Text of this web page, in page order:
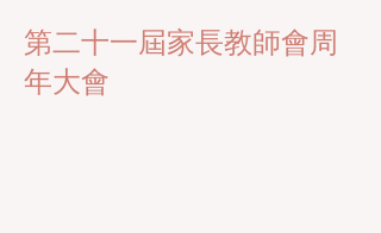
第二十一屆家長教師會周
年大會